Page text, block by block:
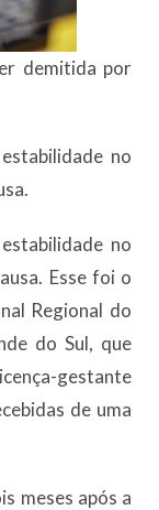
demitida por
no
no
Esse foi o
Regional do
do Sul, que
gestante
de uma
meses após a